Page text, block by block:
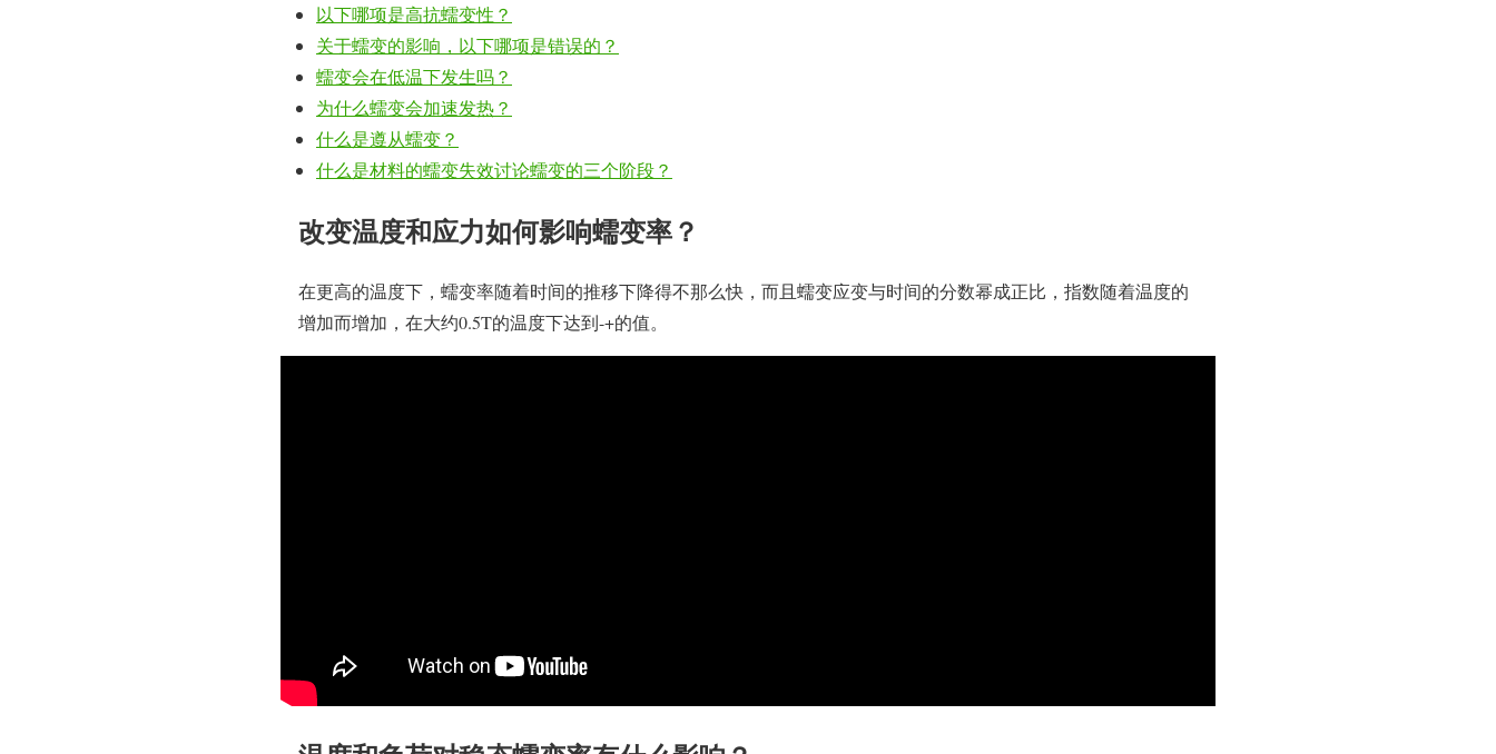
以下哪项是高抗蠕变性？
关于蠕变的影响，以下哪项是错误的？
蠕变会在低温下发生吗？
为什么蠕变会加速发热？
什么是遵从蠕变？
什么是材料的蠕变失效讨论蠕变的三个阶段？
改变温度和应力如何影响蠕变率？
在更高的温度下，蠕变率随着时间的推移下降得不那么快，而且蠕变应变与时间的分数幂成正比，指数随着温度的
增加而增加，在大约0.5T的温度下达到-+的值。